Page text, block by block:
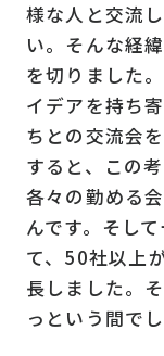
様な人と交流
い。そんな経
を切りました
イデアを持ち
ちとの交流会
すると、この
各々の勤める
んです。そし
て、50社以上
長しました。
っという間でし